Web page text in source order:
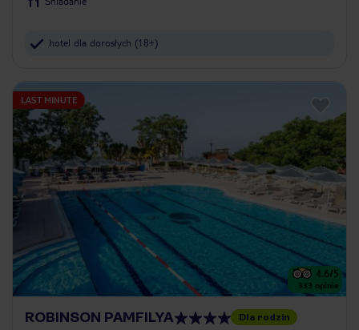
hotel dla dorosłych (18+)
LAST MINUTE
4.6/5
333 opinie
ROBINSON PAMFILYA Dla rodzin